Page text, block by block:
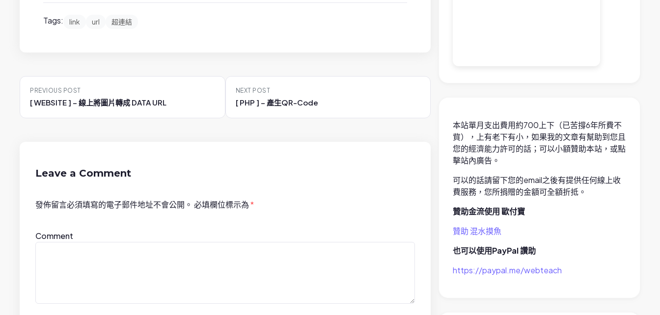
Tags: link url 超連結
PPREVIOUS POST
[ WEBSITE ] – 線上將圖片轉成 DATA URL
NEXT POST
[ PHP ] – 產生QR-Code
Leave a Comment
發佈留言必須填寫的電子郵件地址不會公開。 必填欄位標示為*
Comment
本站單月支出費用約700上下（已苦撐6年所費不
貲），上有老下有小，如果我的文章有幫助到您且
您的經濟能力許可的話；可以小額贊助本站，或點
擊站內廣告。
可以的話請留下您的email之後有提供任何線上收
費服務，您所捐贈的金額可全額折抵。
贊助金流使用 歐付寶
贊助 混水摸魚
也可以使用PayPal 讚助
https://paypal.me/webteach